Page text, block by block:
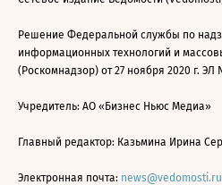
Решение Федеральной службы по
информационных технологий и
(Роскомнадзор) от 27 ноября 2020 г. ЭЛ
Учредитель: АО «Бизнес Ньюс Медиа»
Главный редактор: Казьмина Ирина
Электронная почта: news@vedomosti.ru